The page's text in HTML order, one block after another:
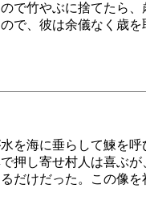
で竹やぶに捨てたら、
で、彼は余儀なく歳を
を海に垂らして鰊を呼
押し寄せ村人は喜ぶが
だけだった。この像を